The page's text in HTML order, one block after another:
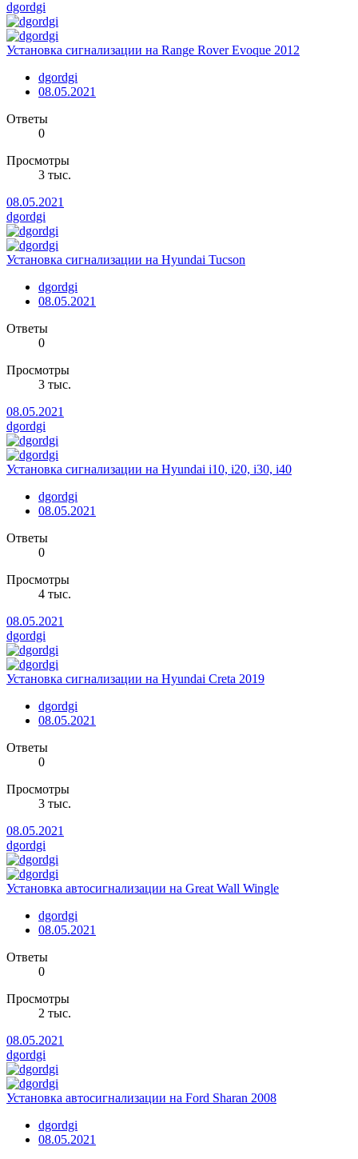
dgordgi
Установка сигнализации на Range Rover Evoque 2012
dgordgi
08.05.2021
Ответы
0
Просмотры
3 тыс.
08.05.2021
dgordgi
Установка сигнализации на Hyundai Tucson
dgordgi
08.05.2021
Ответы
0
Просмотры
3 тыс.
08.05.2021
dgordgi
Установка сигнализации на Hyundai i10, i20, i30, i40
dgordgi
08.05.2021
Ответы
0
Просмотры
4 тыс.
08.05.2021
dgordgi
Установка сигнализации на Hyundai Creta 2019
dgordgi
08.05.2021
Ответы
0
Просмотры
3 тыс.
08.05.2021
dgordgi
Установка автосигнализации на Great Wall Wingle
dgordgi
08.05.2021
Ответы
0
Просмотры
2 тыс.
08.05.2021
dgordgi
Установка автосигнализации на Ford Sharan 2008
dgordgi
08.05.2021